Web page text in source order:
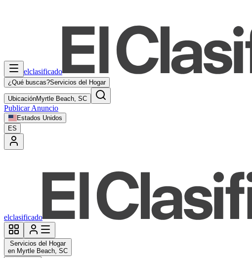
elclasificado
¿Qué buscas?Servicios del Hogar
UbicaciónMyrtle Beach, SC
Publicar Anuncio
Estados Unidos
ES
elclasificado
Servicios del Hogar
en Myrtle Beach, SC